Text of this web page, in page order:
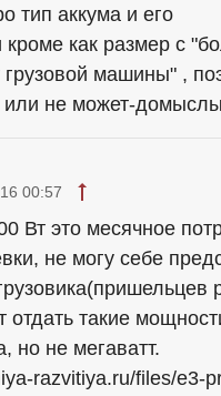
тип аккума и его
кроме как размер с
грузовой машины" ,
или не может-
00:57
Вт это месячное
не могу себе
отдать такие
но не мегаватт.
razvitiya.ru/files/e3-